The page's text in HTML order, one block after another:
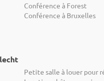
Conférence à Forest
Conférence à Bruxelles
Petite salle à louer pour